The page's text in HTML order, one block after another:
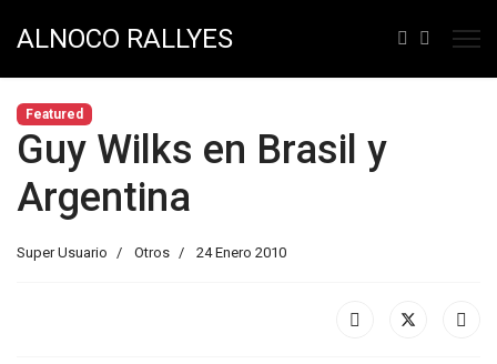
ALNOCO RALLYES
Featured
Guy Wilks en Brasil y
Argentina
Super Usuario Otros 24 Enero 2010